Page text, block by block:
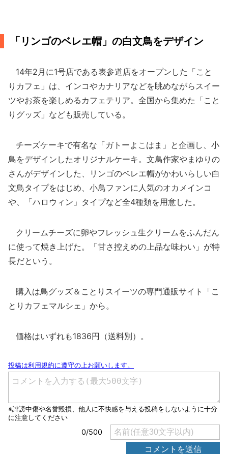
「リンゴのベレエ帽」の白文鳥をデザイン
14年2月に1号店である表参道店をオープンした「こと
りカフェ」は、インコやカナリアなどを眺めながらスイー
ツやお茶を楽しめるカフェテリア。全国から集めた「こと
りグッズ」なども販売している。
チーズケーキで有名な「ガトーよこはま」と企画し、小
鳥をデザインしたオリジナルケーキ。文鳥作家やまゆりの
さんがデザインした、リンゴのベレエ帽がかわいらしい白
文鳥タイプをはじめ、小鳥ファンに人気のオカメインコ
や、「ハロウィン」タイプなど全4種類を用意した。
クリームチーズに卵やフレッシュ生クリームをふんだん
に使って焼き上げた。「甘さ控えめの上品な味わい」が特
長だという。
購入は鳥グッズ＆ことりスイーツの専門通販サイト「こ
とりカフェマルシェ」から。
価格はいずれも1836円（送料別）。